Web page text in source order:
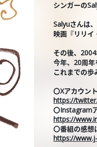
シンガーの
Salyuさんは
映画『リリイ
その後、2004
今年、20周年
これまでの歩
〇Xアカウント
https://
〇Instagram
https://
〇番組の感想
https://